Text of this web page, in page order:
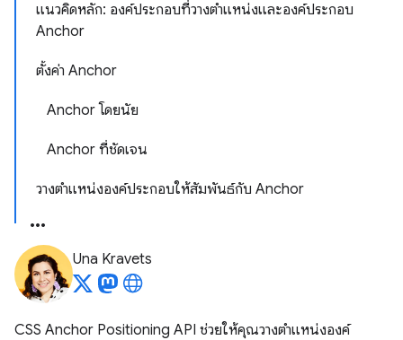
แนวคิดหลัก: องค์ประกอบที่วางตำแหน่งและองค์ประกอบ
Anchor
ตั้งค่า Anchor
Anchor โดยนัย
Anchor ที่ชัดเจน
วางตําแหน่งองค์ประกอบให้สัมพันธ์กับ Anchor
Una Kravets
CSS Anchor Positioning API ช่วยให้คุณวางตำแหน่งองค์